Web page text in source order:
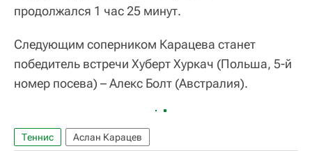
продолжался 1 час 25 минут.
Следующим соперником Карацева станет
победитель встречи Хуберт Хуркач (Польша, 5-й
номер посева) – Алекс Болт (Австралия).
Теннис Аслан Карацев